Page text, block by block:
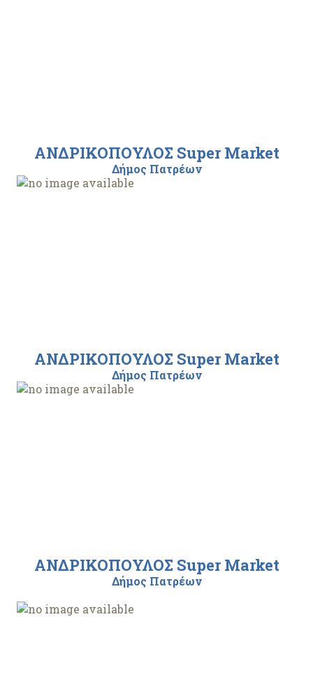
ΑΝΔΡΙΚΟΠΟΥΛΟΣ Super Market
Δήμος Πατρέων
ΑΝΔΡΙΚΟΠΟΥΛΟΣ Super Market
Δήμος Πατρέων
ΑΝΔΡΙΚΟΠΟΥΛΟΣ Super Market
Δήμος Πατρέων